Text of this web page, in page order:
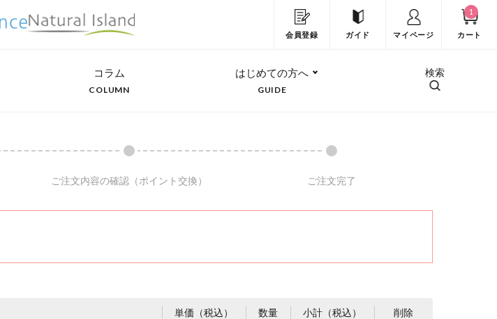
会員登録
ガイド マイページ
1
カート
コラム
COLUMN
はじめての方へ
GUIDE
検索
ご注文内容の確認 （ポイント交換） ご注文完了
単価（税込） 数量 小計（税込） 削除